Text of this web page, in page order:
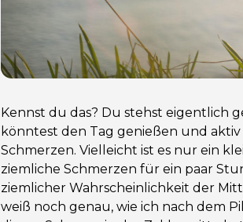
Kennst du das? Du stehst eigentlich
könntest den Tag genießen und
Schmerzen. Vielleicht ist es nur ein
ziemliche Schmerzen für ein paar
ziemlicher Wahrscheinlichkeit der
weiß noch genau, wie ich nach dem